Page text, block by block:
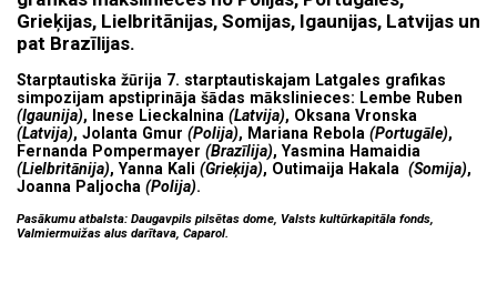
Grieķijas, Lielbritānijas, Somijas, Igaunijas, Latvijas un
pat Brazīlijas.
Starptautiska žūrija 7. starptautiskajam Latgales grafikas
simpozijam apstiprināja šādas mākslinieces: Lembe Ruben
(Igaunija), Inese Lieckalnina (Latvija), Oksana Vronska
(Latvija), Jolanta Gmur (Polija), Mariana Rebola (Portugāle),
Fernanda Pompermayer (Brazīlija), Yasmina Hamaidia
(Lielbritānija), Yanna Kali (Grieķija), Outimaija Hakala (Somija),
Joanna Paljocha (Polija).
Pasākumu atbalsta: Daugavpils pilsētas dome, Valsts kultūrkapitāla fonds,
Valmiermuižas alus darītava, Caparol.